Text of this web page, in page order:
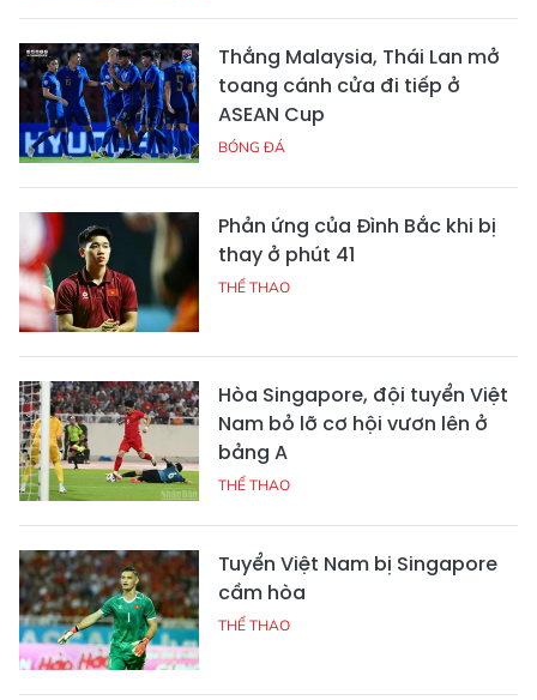
Thắng Malaysia, Thái Lan mở
toang cánh cửa đi tiếp ở
ASEAN Cup
BÓNG ĐÁ
Phản ứng của Đình Bắc khi bị
thay ở phút 41
THỂ THAO
Hòa Singapore, đội tuyển Việt
Nam bỏ lỡ cơ hội vươn lên ở
bảng A
THỂ THAO
Tuyển Việt Nam bị Singapore
cầm hòa
THỂ THAO